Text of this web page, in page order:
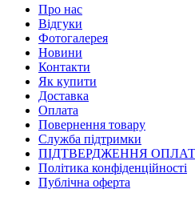
Про нас
Відгуки
Фотогалерея
Новини
Контакти
Як купити
Доставка
Оплата
Повернення товару
Служба підтримки
ПІДТВЕРДЖЕННЯ
Політика конфіденційності
Публічна оферта